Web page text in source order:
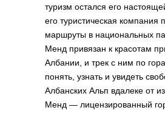
туризм остался его
его туристическая компания
маршруты в национальных
Менд привязан к красотам
Албании, и трек с ним по
понять, узнать и увидеть
Албанских Альп вдалеке от
Менд — лицензированный